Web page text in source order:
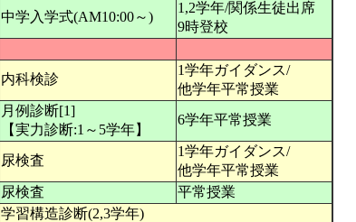
中学入学式(AM10:00～)
1,2学年/関係生徒出席
9時登校
内科検診
1学年ガイダンス/
他学年平常授業
月例診断[1]
【実力診断:1～5学年】
6学年平常授業
尿検査
1学年ガイダンス/
他学年平常授業
尿検査 平常授業
学習構造診断(2,3学年)